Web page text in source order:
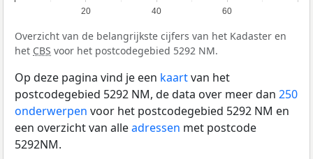
20 40 60
Overzicht van de belangrijkste cijfers van het Kadaster en
het CBS voor het postcodegebied 5292 NM.
Op deze pagina vind je een kaartvan het
postcodegebied 5292 NM, de data over meer dan 250
onderwerpen voor het postcodegebied 5292 NM en
een overzicht van alleadressen met postcode
5292NM.